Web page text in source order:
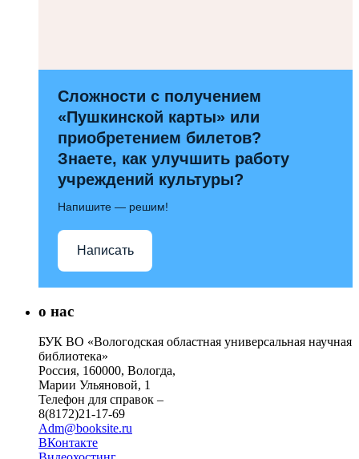
Сложности с получением
«Пушкинской карты» или
приобретением билетов?
Знаете, как улучшить работу
учреждений культуры?
Напишите — решим!
Написать
о нас
БУК ВО «Вологодская областная универсальная научная
библиотека»
Россия, 160000, Вологда,
Марии Ульяновой, 1
Телефон для справок –
8(8172)21-17-69
Adm@booksite.ru
ВКонтакте